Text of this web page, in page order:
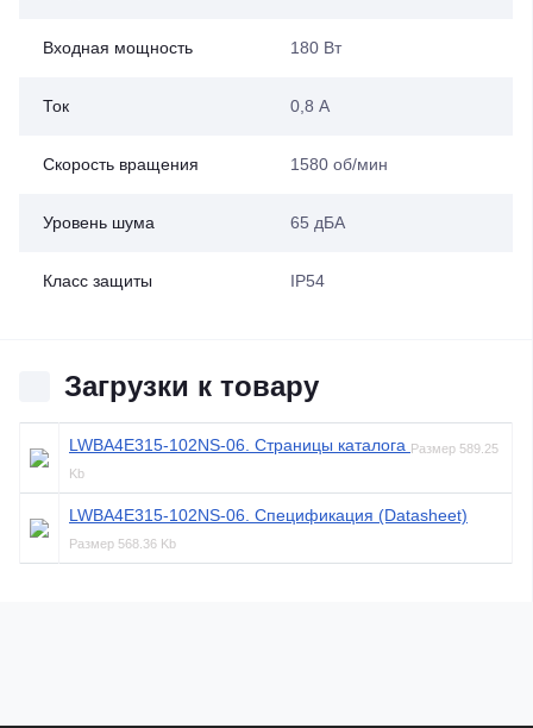
Входная мощность 180 Вт
Ток 0,8 А
Скорость вращения 1580 об/мин
Уровень шума 65 дБА
Класс защиты IP54
Загрузки к товару
LWBA4E315-102NS-06. Страницы каталога Размер 589.25
Kb
LWBA4E315-102NS-06. Спецификация (Datasheet)
Размер 568.36 Kb